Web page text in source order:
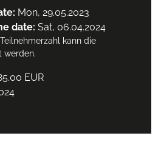
Mon, 29.05.2023
date: Sat, 06.04.2024
kann die
werden.
EUR